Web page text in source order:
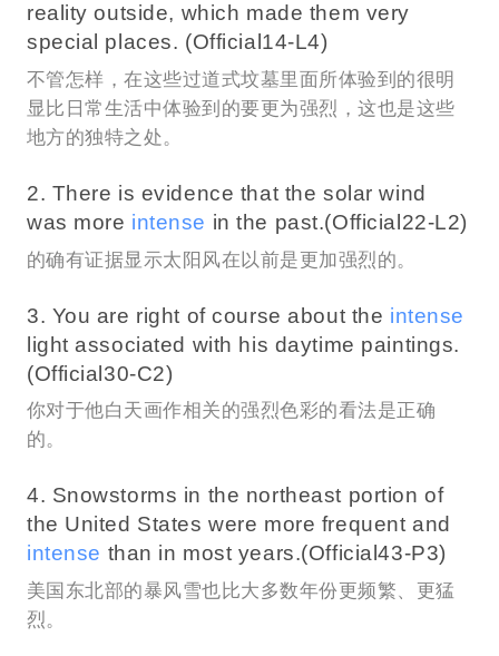
reality outside, which made them very
special places. (Official14-L4)
不管怎样，在这些过道式坟墓里面所体验到的很明
显比日常生活中体验到的要更为强烈，这也是这些
地方的独特之处。
2. There is evidence that the solar wind
was more intense in the past.(Official22-L2)
的确有证据显示太阳风在以前是更加强烈的。
3. You are right of course about the intense
light associated with his daytime paintings.
(Official30-C2)
你对于他白天画作相关的强烈色彩的看法是正确
的。
4. Snowstorms in the northeast portion of
the United States were more frequent and
intense than in most years.(Official43-P3)
美国东北部的暴风雪也比大多数年份更频繁、更猛
烈。